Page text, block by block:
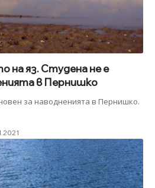
на яз. Студена не е
в Пернишко
за наводненията в Пернишко.